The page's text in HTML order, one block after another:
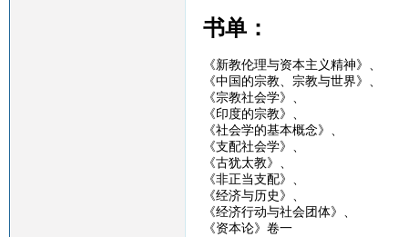
书单：
《新教伦理与资本主义精神》、
《中国的宗教、宗教与世界》、
《宗教社会学》、
《印度的宗教》、
《社会学的基本概念》、
《支配社会学》、
《古犹太教》、
《非正当支配》、
《经济与历史》、
《经济行动与社会团体》、
《资本论》卷一